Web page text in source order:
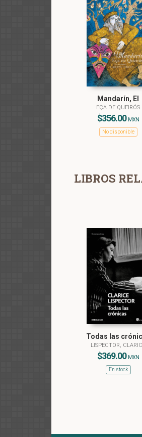
Mandarín, El
EÇA DE QUEIRÓS
$356.00 MXN
No disponible
LIBROS
Todas las
LISPECTOR,
$369.00 MXN
En stock